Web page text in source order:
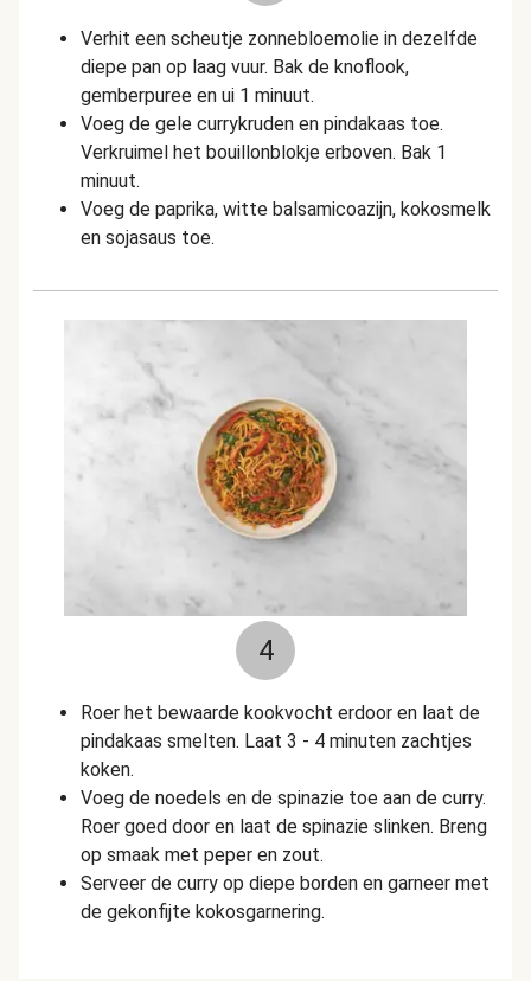
Verhit een scheutje zonnebloemolie in dezelfde
diepe pan op laag vuur. Bak de knoflook,
gemberpuree en ui 1 minuut.
Voeg de gele currykruden en pindakaas toe.
Verkruimel het bouillonblokje erboven. Bak 1
minuut.
Voeg de paprika, witte balsamicoazijn, kokosmelk
en sojasaus toe.
4
Roer het bewaarde kookvocht erdoor en laat de
pindakaas smelten. Laat 3 - 4 minuten zachtjes
koken.
Voeg de noedels en de spinazie toe aan de curry.
Roer goed door en laat de spinazie slinken. Breng
op smaak met peper en zout.
Serveer de curry op diepe borden en garneer met
de gekonfijte kokosgarnering.